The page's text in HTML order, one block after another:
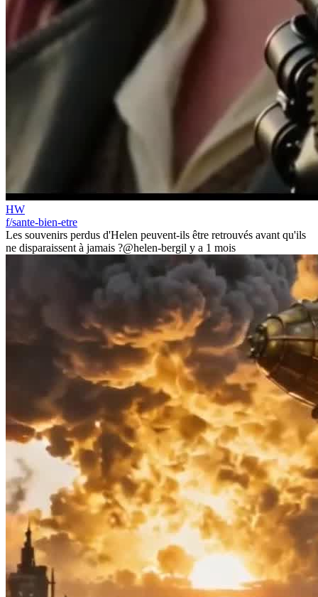
HW
f/sante-bien-etre
Les souvenirs perdus d'Helen peuvent-ils être retrouvés avant qu'ils
ne disparaissent à jamais ?@helen-bergil y a 1 mois